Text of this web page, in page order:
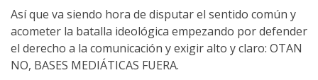
Así que va siendo hora de disputar el sentido común y
acometer la batalla ideológica empezando por defender
el derecho a la comunicación y exigir alto y claro: OTAN
NO, BASES MEDIÁTICAS FUERA.